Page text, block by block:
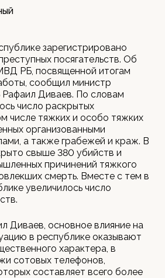
зарегистрировано
посягательств. Об
РБ, посвященной итогам
сообщил министр
Рафаил Диваев. По словам
число раскрытых
числе тяжких и особо тяжких
организованными
а также грабежей и краж. В
свыше 380 убийств и
причинений тяжкого
смерть. Вместе с тем в
увеличилось число
Диваев, основное влияние на
в республике оказывают
характера, в
сотовых телефонов,
составляет всего более